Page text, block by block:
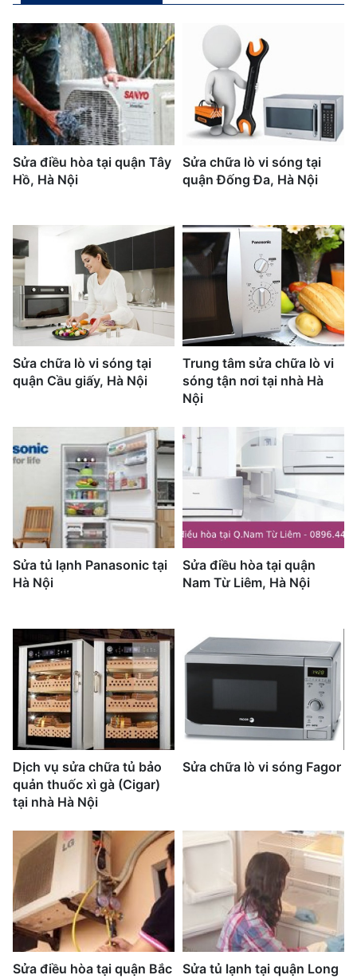
Sửa điều hòa tại quận Tây
Hồ, Hà Nội
Sửa chữa lò vi sóng tại
quận Đống Đa, Hà Nội
Sửa chữa lò vi sóng tại
quận Cầu giấy, Hà Nội
Trung tâm sửa chữa lò vi
sóng tận nơi tại nhà Hà
Nội
Sửa tủ lạnh Panasonic tại
Hà Nội
Sửa điều hòa tại quận
Nam Từ Liêm, Hà Nội
Dịch vụ sửa chữa tủ bảo
quản thuốc xì gà (Cigar)
tại nhà Hà Nội
Sửa chữa lò vi sóng Fagor
Sửa điều hòa tại quận Bắc
Sửa tủ lạnh tại quận Long